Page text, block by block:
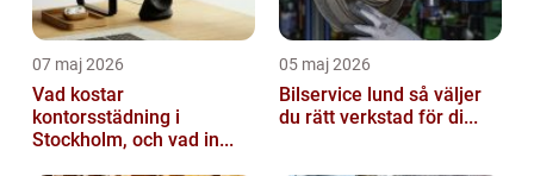
07 maj 2026
Vad kostar
kontorsstädning i
Stockholm, och vad in...
05 maj 2026
Bilservice lund så väljer
du rätt verkstad för di...